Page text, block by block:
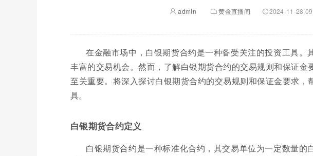
admin 黄金直播间 2024-11-28
在金融市场中，白银期货合约是一种备受关注的投资工具。
丰富的交易机会。然而，了解白银期货合约的交易规则和保证金
至关重要。将深入探讨白银期货合约的交易规则和保证金要求
具。
白银期货合约定义
白银期货合约是一种标准化合约，其交易单位为一定数量的